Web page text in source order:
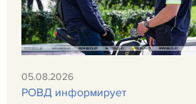
05.08.2026
РОВД информирует